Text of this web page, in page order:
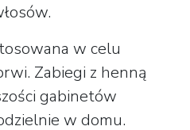
w celu
Zabiegi z henną
gabinetów
w domu.